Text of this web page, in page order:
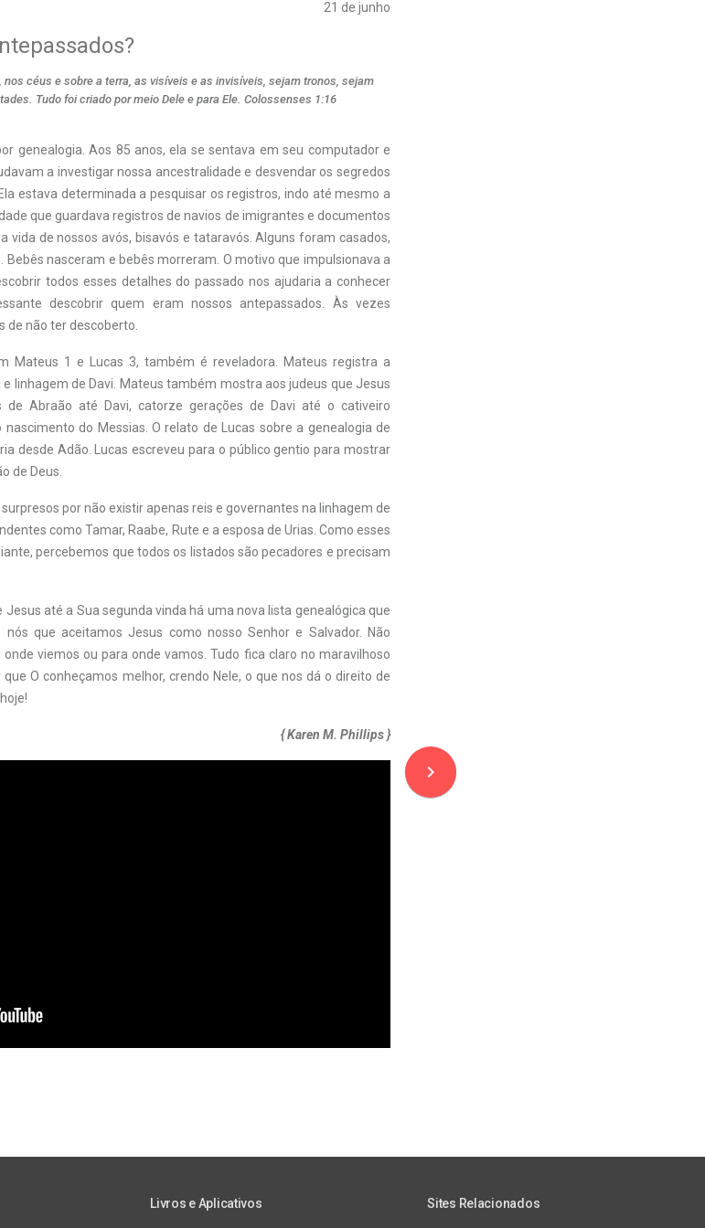
21 de junho
céus e sobre a terra, as visíveis e as invisíveis, sejam tronos, sejam
Tudo foi criado por meio Dele e para Ele. Colossenses 1:16
genealogia. Aos 85 anos, ela se sentava em seu computador e
a investigar nossa ancestralidade e desvendar os segredos
estava determinada a pesquisar os registros, indo até mesmo a
que guardava registros de navios de imigrantes e documentos
vida de nossos avós, bisavós e tataravós. Alguns foram casados,
Bebês nasceram e bebês morreram. O motivo que impulsionava a
todos esses detalhes do passado nos ajudaria a conhecer
descobrir quem eram nossos antepassados. Às vezes
de não ter descoberto.
Mateus 1 e Lucas 3, também é reveladora. Mateus registra a
linhagem de Davi. Mateus também mostra aos judeus que Jesus
de Abraão até Davi, catorze gerações de Davi até o cativeiro
do Messias. O relato de Lucas sobre a genealogia de
desde Adão. Lucas escreveu para o público gentio para mostrar
de Deus.
por não existir apenas reis e governantes na linhagem de
como Tamar, Raabe, Rute e a esposa de Urias. Como esses
percebemos que todos os listados são pecadores e precisam
até a Sua segunda vinda há uma nova lista genealógica que
que aceitamos Jesus como nosso Senhor e Salvador. Não
viemos ou para onde vamos. Tudo fica claro no maravilhoso
O conheçamos melhor, crendo Nele, o que nos dá o direito de
{ Karen M. Phillips }
navigate_next
Livros e Aplicativos Sites Relacionados